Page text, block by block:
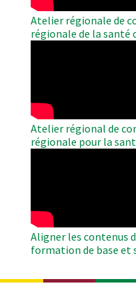
Atelier régionale de
régionale de la santé
Atelier régional de
régionale pour la
Aligner les contenus
formation de base et